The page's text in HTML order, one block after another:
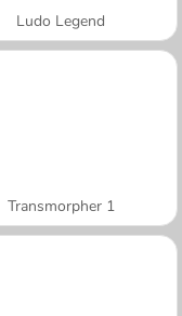
Ludo Legend
Transmorpher 1